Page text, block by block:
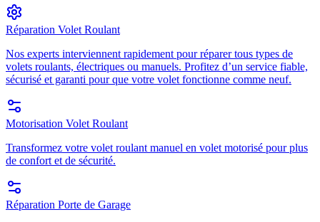
Réparation Volet Roulant
Nos experts interviennent rapidement pour réparer tous types de
volets roulants, électriques ou manuels. Profitez d’un service fiable,
sécurisé et garanti pour que votre volet fonctionne comme neuf.
Motorisation Volet Roulant
Transformez votre volet roulant manuel en volet motorisé pour plus
de confort et de sécurité.
Réparation Porte de Garage